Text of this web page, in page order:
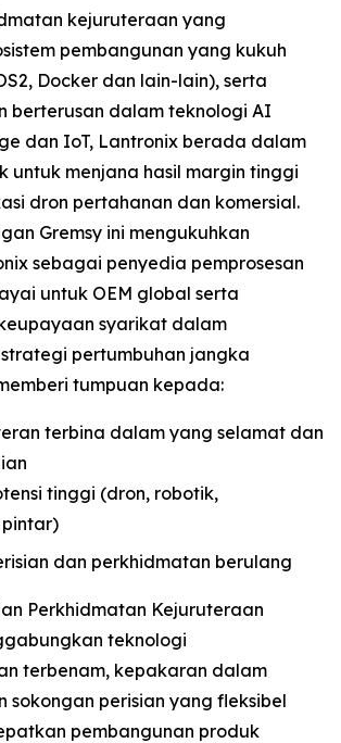
kejuruteraan yang
pembangunan yang kukuh
Docker dan lain-lain), serta
berterusan dalam teknologi AI
dan IoT, Lantronix berada dalam
untuk menjana hasil margin tinggi
dron pertahanan dan komersial.
Gremsy ini mengukuhkan
sebagai penyedia pemprosesan
untuk OEM global serta
syarikat dalam
pertumbuhan jangka
tumpuan kepada:
terbina dalam yang selamat dan
tinggi (dron, robotik,
dan perkhidmatan berulang
Perkhidmatan Kejuruteraan
teknologi
terbenam, kepakaran dalam
sokongan perisian yang fleksibel
pembangunan produk